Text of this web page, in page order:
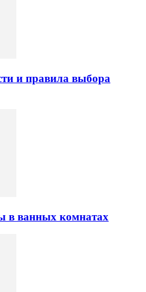
и правила выбора
в ванных комнатах